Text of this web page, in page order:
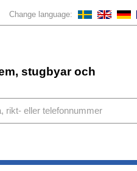
Change language:
stugbyar och